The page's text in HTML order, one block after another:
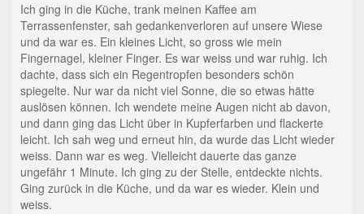
Ich ging in die Küche, trank meinen Kaffee am
Terrassenfenster, sah gedankenverloren auf unsere Wiese
und da war es. Ein kleines Licht, so gross wie mein
Fingernagel, kleiner Finger. Es war weiss und war ruhig. Ich
dachte, dass sich ein Regentropfen besonders schön
spiegelte. Nur war da nicht viel Sonne, die so etwas hätte
auslösen können. Ich wendete meine Augen nicht ab davon,
und dann ging das Licht über in Kupferfarben und flackerte
leicht. Ich sah weg und erneut hin, da wurde das Licht wieder
weiss. Dann war es weg. Vielleicht dauerte das ganze
ungefähr 1 Minute. Ich ging zu der Stelle, entdeckte nichts.
Ging zurück in die Küche, und da war es wieder. Klein und
weiss.